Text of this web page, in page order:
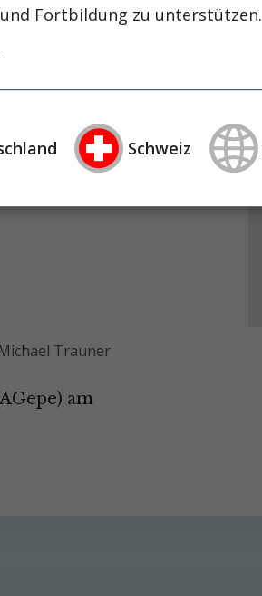
Trauner
am
Fortbildung zu unterstützen.
Schweiz